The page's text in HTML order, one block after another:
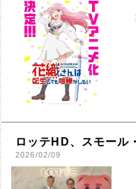
ロッテHD、スモール
2026/02/09